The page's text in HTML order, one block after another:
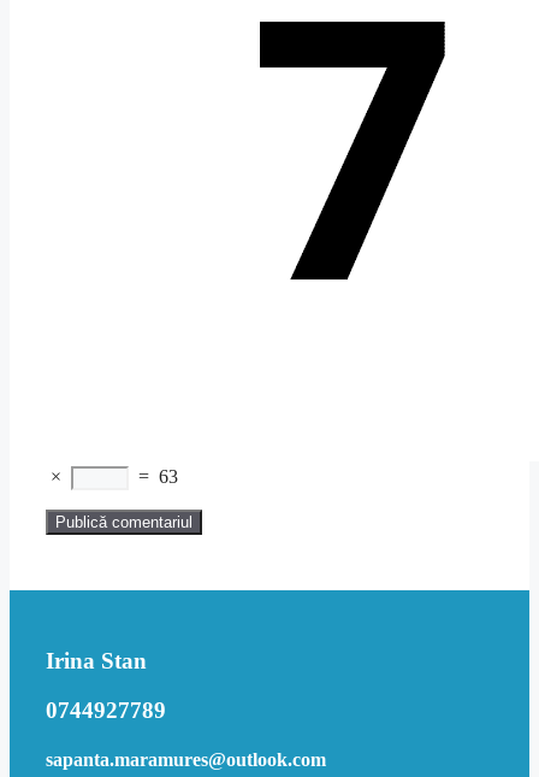
× = 63
Irina Stan
0744927789
sapanta.maramures@outlook.com